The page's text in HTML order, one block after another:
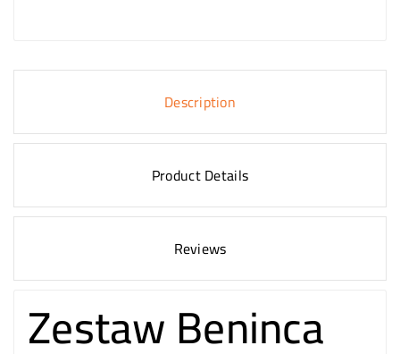
Description
Product Details
Reviews
Zestaw Beninca